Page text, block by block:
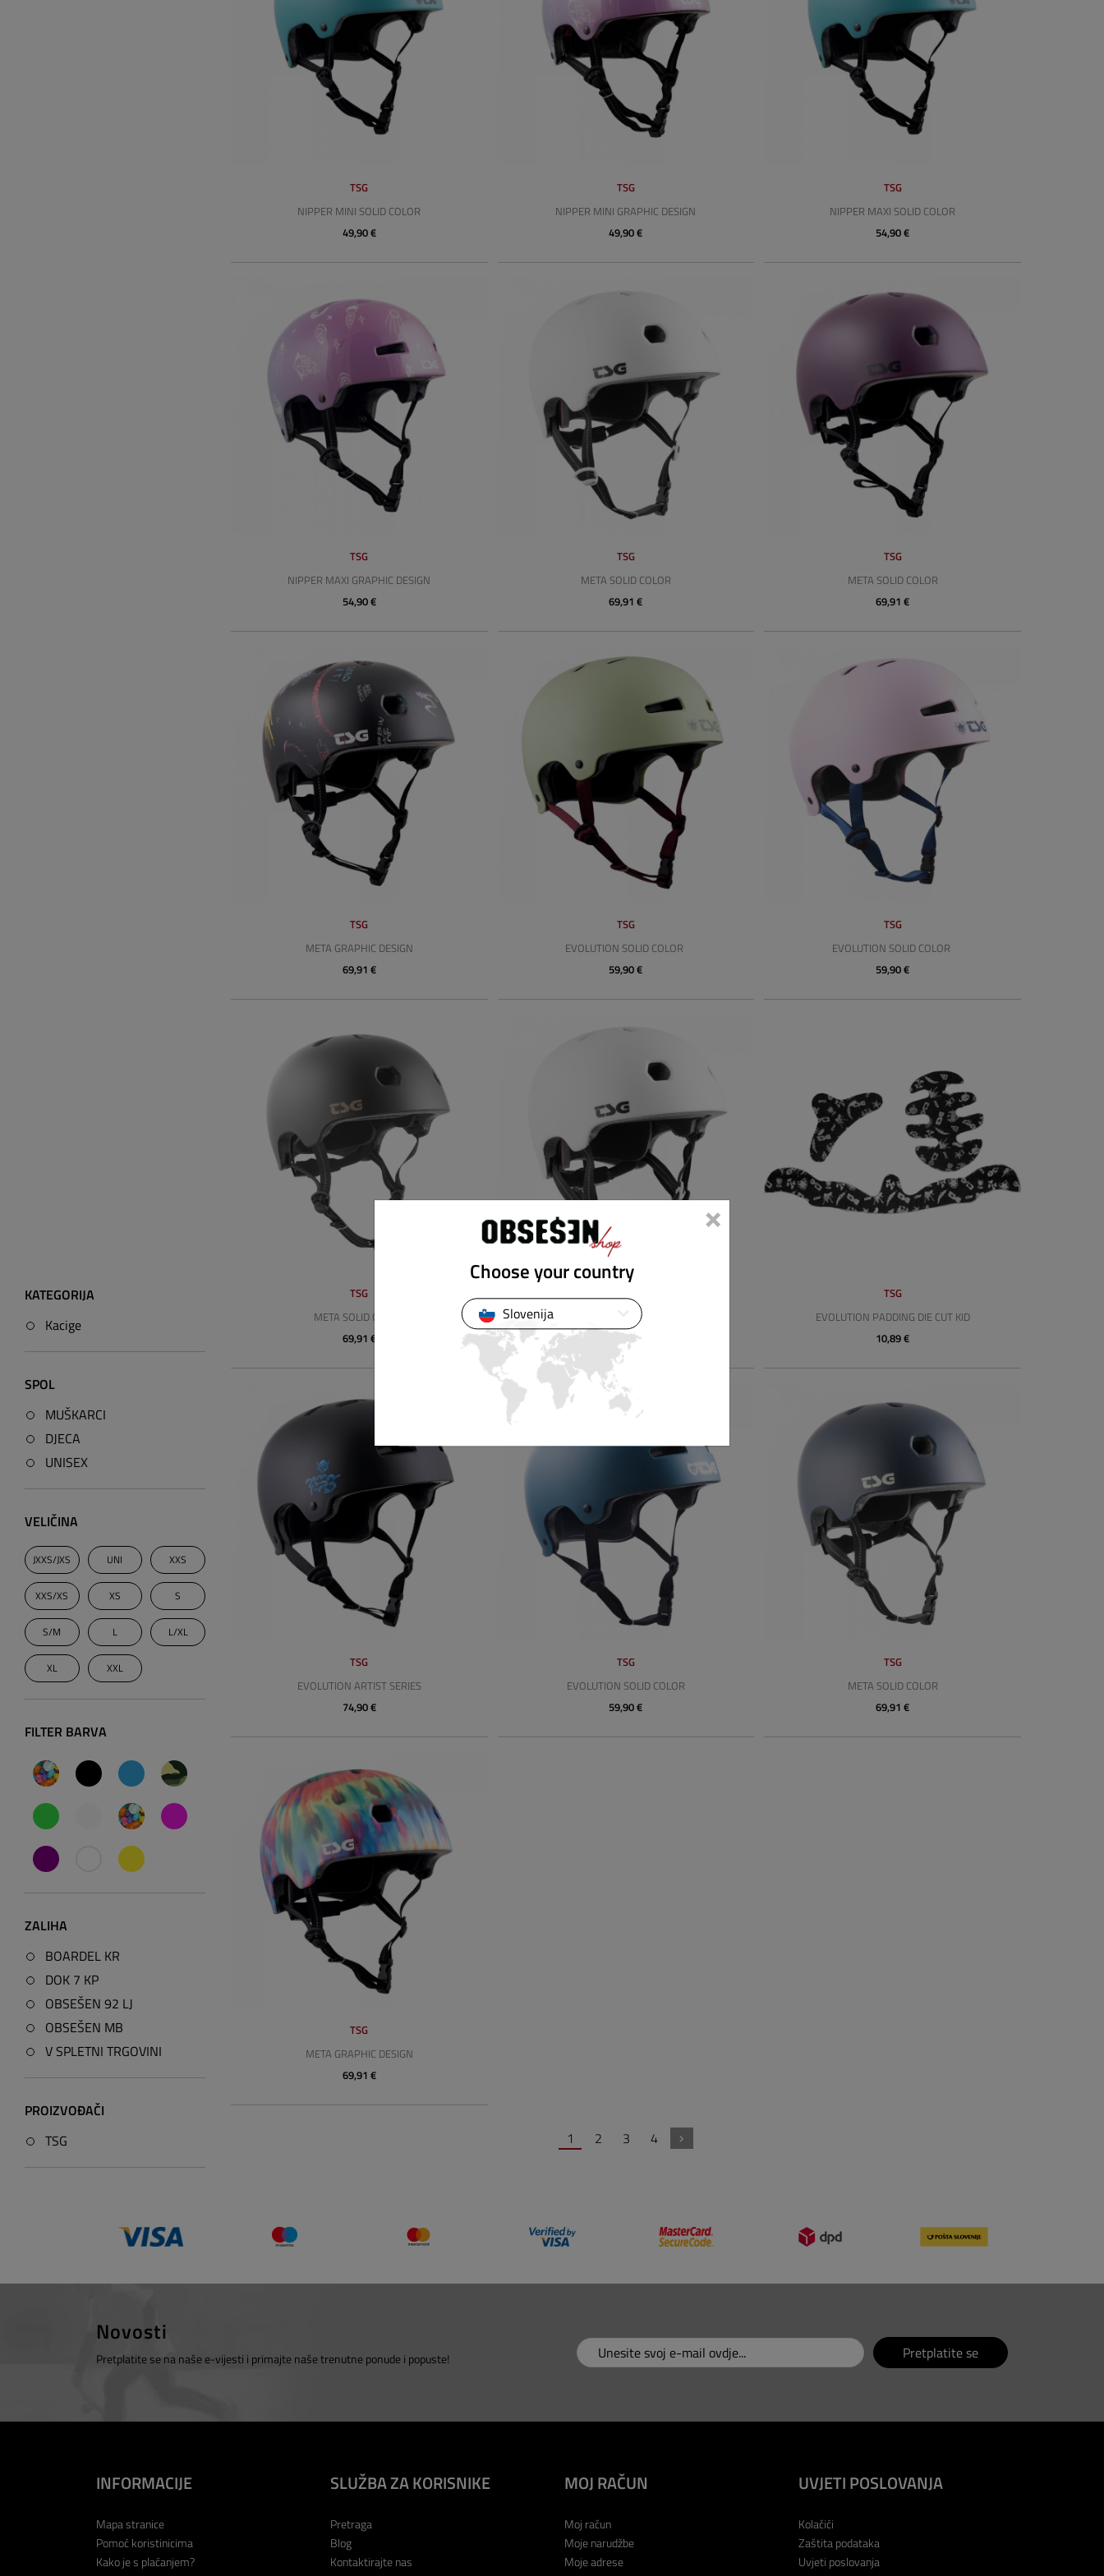
TSG
NIPPER MINI SOLID COLOR
49,90 €
TSG
NIPPER MINI GRAPHIC DESIGN
49,90 €
TSG
NIPPER MAXI SOLID COLOR
54,90 €
TSG
NIPPER MAXI GRAPHIC DESIGN
54,90 €
TSG
META SOLID COLOR
69,91 €
TSG
META SOLID COLOR
69,91 €
TSG
META GRAPHIC DESIGN
69,91 €
TSG
EVOLUTION SOLID COLOR
59,90 €
TSG
EVOLUTION SOLID COLOR
59,90 €
TSG
META SOLID COLOR
69,91 €
META SOLID COLOR
69,91 €
TSG
EVOLUTION PADDING DIE CUT KID
10,89 €
TSG
EVOLUTION ARTIST SERIES
74,90 €
TSG
EVOLUTION SOLID COLOR
59,90 €
TSG
META SOLID COLOR
69,91 €
TSG
META GRAPHIC DESIGN
69,91 €
1 2 3 4
KATEGORIJA
Kacige
SPOL
MUŠKARCI
DJECA
UNISEX
VELIČINA
JXXS/JXS UNI XXS
XXS/XS XS S
S/M L L/XL
XL XXL
FILTER BARVA
ZALIHA
BOARDEL KR
DOK 7 KP
OBSEŠEN 92 LJ
OBSEŠEN MB
V SPLETNI TRGOVINI
PROIZVOĐAČI
TSG
Novosti
Pretplatite se na naše e-vijesti i primajte naše trenutne ponude i popuste! Pretplatite se
INFORMACIJE
Mapa stranice
Pomoć koristinicima
Kako je s plaćanjem?
SLUŽBA ZA KORISNIKE
Pretraga
Blog
Kontaktirajte nas
MOJ RAČUN
Moj račun
Moje narudžbe
Moje adrese
UVJETI POSLOVANJA
Kolačići
Zaštita podataka
Uvjeti poslovanja
×
Choose your country
Slovenija